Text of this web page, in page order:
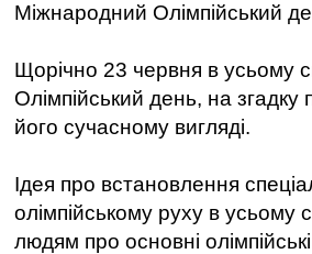
Міжнародний Олімпійський
Щорічно 23 червня в усьому
Олімпійський день, на згадку
його сучасному вигляді.
Ідея про встановлення
олімпійському руху в усьому
людям про основні